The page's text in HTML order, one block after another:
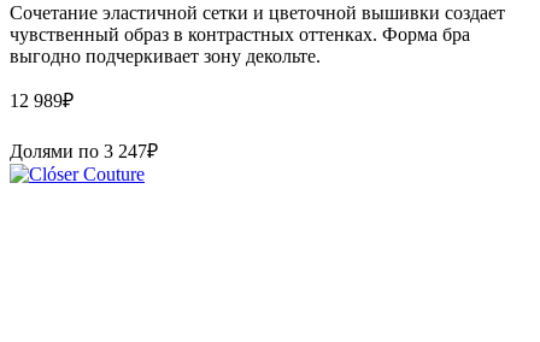
Сочетание эластичной сетки и цветочной вышивки создает
чувственный образ в контрастных оттенках. Форма бра
выгодно подчеркивает зону декольте.
12 989₽
Долями по 3 247₽